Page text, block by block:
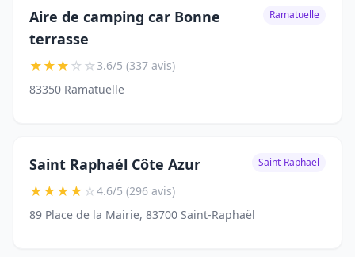
Aire de camping car Bonne
terrasse
Ramatuelle
★★★☆☆3.6/5 (337 avis)
83350 Ramatuelle
Saint Raphaél Côte Azur Saint-Raphaël
★★★★☆4.6/5 (296 avis)
89 Place de la Mairie, 83700 Saint-Raphaël